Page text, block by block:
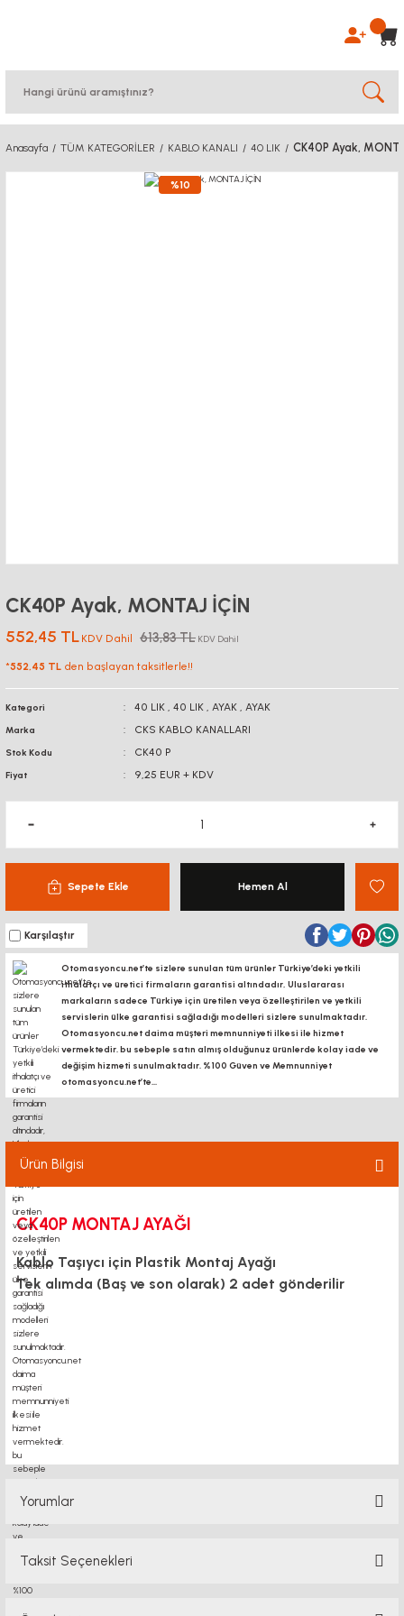
Anasayfa TÜM KATEGORİLER KABLO KANALI 40 LIK CK40P Ayak,
%10
CK40P Ayak, MONTAJ İÇİN
552,45 TL KDV Dahil 613,83 TL KDV Dahil
*552,45 TL den başlayan taksitlerle!!
Kategori 40 LIK , 40 LIK , AYAK , AYAK
Marka CKS KABLO KANALLARI
Stok Kodu CK40 P
Fiyat 9,25 EUR + KDV
Sepete Ekle Hemen Al
Karşılaştır
Otomasyoncu.net’te sizlere sunulan tüm ürünler Türkiye’deki yetkili
ithalatçı ve üretici firmaların garantisi altındadır, Uluslararası
markaların sadece Türkiye için üretilen veya özelleştirilen ve yetkili
servislerin ülke garantisi sağladığı modelleri sizlere sunulmaktadır.
Otomasyoncu.net daima müşteri memnunniyeti ilkesi ile hizmet
vermektedir. bu sebeple satın almış olduğunuz ürünlerde kolay iade ve
değişim hizmeti sunulmaktadır. %100 Güven ve Memnunniyet
otomasyoncu.net’te...
Ürün Bilgisi
CK40P MONTAJ AYAĞI
Kablo Taşıycı için Plastik Montaj Ayağı
Tek alımda (Baş ve son olarak) 2 adet gönderilir
motor kaplin fiyatları, sigma profil, 3d yazıcı, kremayer dişli, 45x45 sigma profil,
delta haberleşme kablosu, delta plc fiyat, konveyör bant, kramiyer dişli, mantar
stop, otomatik yağlama sistemleri, rulolu konveyör fiyatları, 1250a güç kaynağı,
Yorumlar
Taksit Seçenekleri